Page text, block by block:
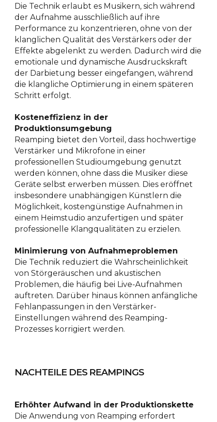
Die Technik erlaubt es Musikern, sich während
der Aufnahme ausschließlich auf ihre
Performance zu konzentrieren, ohne von der
klanglichen Qualität des Verstärkers oder der
Effekte abgelenkt zu werden. Dadurch wird die
emotionale und dynamische Ausdruckskraft
der Darbietung besser eingefangen, während
die klangliche Optimierung in einem späteren
Schritt erfolgt.
Kosteneffizienz in der
Produktionsumgebung
Reamping bietet den Vorteil, dass hochwertige
Verstärker und Mikrofone in einer
professionellen Studioumgebung genutzt
werden können, ohne dass die Musiker diese
Geräte selbst erwerben müssen. Dies eröffnet
insbesondere unabhängigen Künstlern die
Möglichkeit, kostengünstige Aufnahmen in
einem Heimstudio anzufertigen und später
professionelle Klangqualitäten zu erzielen.
Minimierung von Aufnahmeproblemen
Die Technik reduziert die Wahrscheinlichkeit
von Störgeräuschen und akustischen
Problemen, die häufig bei Live-Aufnahmen
auftreten. Darüber hinaus können anfängliche
Fehlanpassungen in den Verstärker-
Einstellungen während des Reamping-
Prozesses korrigiert werden.
NACHTEILE DES REAMPINGS
Erhöhter Aufwand in der Produktionskette
Die Anwendung von Reamping erfordert